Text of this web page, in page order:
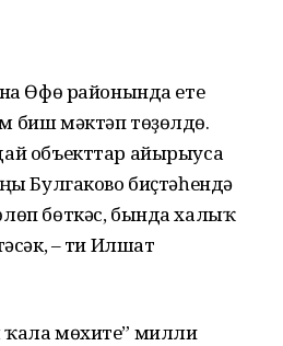
Өфө районында ете
биш мәктәп төҙөлдө.
объекттар айырыуса
Булгаково биҫтәһендә
бөткәс, бында халыҡ
– ти Илшат
мөхите” милли